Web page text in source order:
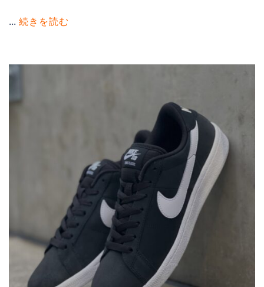
... 続きを読む